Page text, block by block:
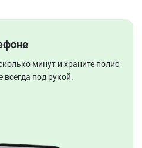
минут и храните полис
под рукой.